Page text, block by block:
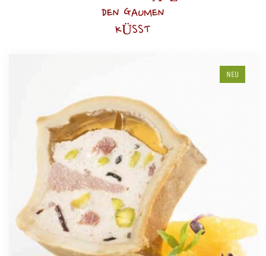
DEN GAUMEN
KÜSST
NEU